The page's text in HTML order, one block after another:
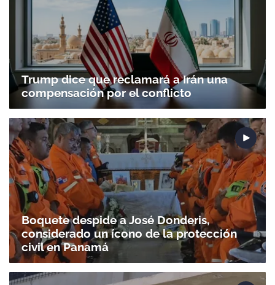
Trump dice que reclamará a Irán una
compensación por el conflicto
Boquete despide a José Donderis,
considerado un ícono de la protección
civil en Panamá